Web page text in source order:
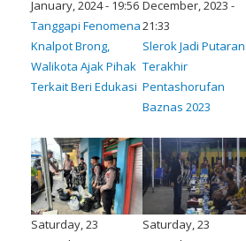
January, 2024 - 19:56
Tanggapi Fenomena
Knalpot Brong,
Walikota Ajak Pihak
Terkait Beri Edukasi
December, 2023 -
21:33
Slerok Jadi Putaran
Terakhir
Pentashorufan
Baznas 2023
Saturday, 23
Saturday, 23